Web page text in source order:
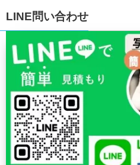
LINE問い合わせ